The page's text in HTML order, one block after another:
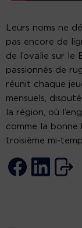
Leurs noms ne
pas encore de
de l’ovalie sur le
passionnés de
réunit chaque
mensuels,
la région, où
comme la bonne
troisième mi-